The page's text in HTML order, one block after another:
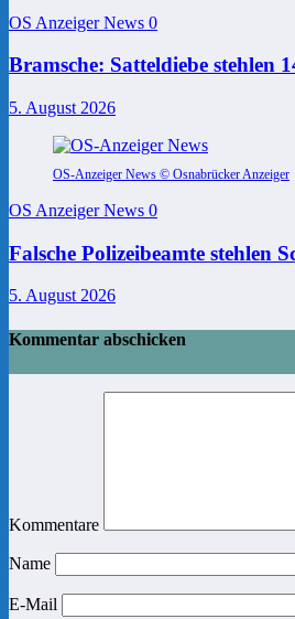
OS Anzeiger News 0
Bramsche: Satteldiebe stehlen
5. August 2026
OS-Anzeiger News © Osnabrücker Anzeiger
OS Anzeiger News 0
Falsche Polizeibeamte stehlen
5. August 2026
Kommentar abschicken
Kommentare
Name
E-Mail